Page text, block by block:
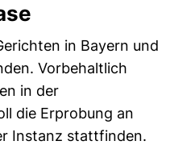
in Bayern und
Vorbehaltlich
in der
die Erprobung an
Instanz stattfinden.